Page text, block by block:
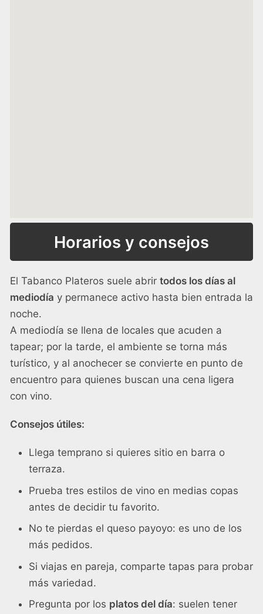
Horarios y consejos
El Tabanco Plateros suele abrir todos los días al
mediodía y permanece activo hasta bien entrada la
noche.
A mediodía se llena de locales que acuden a
tapear; por la tarde, el ambiente se torna más
turístico, y al anochecer se convierte en punto de
encuentro para quienes buscan una cena ligera
con vino.
Consejos útiles:
Llega temprano si quieres sitio en barra o
terraza.
Prueba tres estilos de vino en medias copas
antes de decidir tu favorito.
No te pierdas el queso payoyo: es uno de los
más pedidos.
Si viajas en pareja, comparte tapas para probar
más variedad.
Pregunta por los platos del día: suelen tener